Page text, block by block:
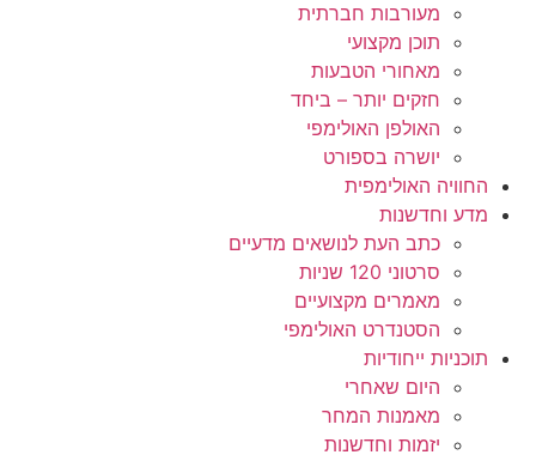
מעורבות חברתית
תוכן מקצועי
מאחורי הטבעות
חזקים יותר – ביחד
האולפן האולימפי
יושרה בספורט
החוויה האולימפית
מדע וחדשנות
כתב העת לנושאים מדעיים
סרטוני 120 שניות
מאמרים מקצועיים
הסטנדרט האולימפי
תוכניות ייחודיות
היום שאחרי
מאמנות המחר
יזמות וחדשנות